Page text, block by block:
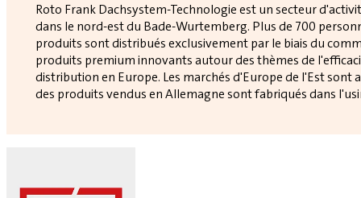
Roto Frank Dachsystem-Technologie est un secteur
dans le nord-est du Bade-Wurtemberg. Plus de 700
produits sont distribués exclusivement par le biais du
produits premium innovants autour des thèmes de
distribution en Europe. Les marchés d'Europe de l'Est
des produits vendus en Allemagne sont fabriqués dans